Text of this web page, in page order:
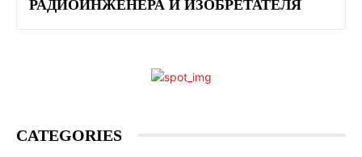
РАДИОИНЖЕНЕРА И ИЗОБРЕТАТЕЛЯ
CATEGORIES